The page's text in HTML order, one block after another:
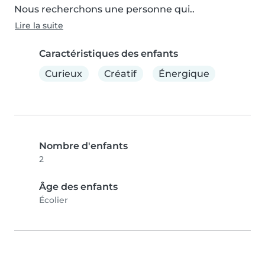
Nous recherchons une personne qui..
Lire la suite
Caractéristiques des enfants
Curieux
Créatif Énergique
Nombre d'enfants
2
Âge des enfants
Écolier